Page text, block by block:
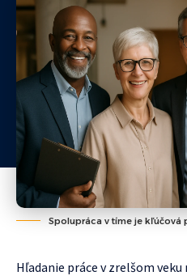
Spolupráca v tíme je kľúčová
Hľadanie práce v zrelšom